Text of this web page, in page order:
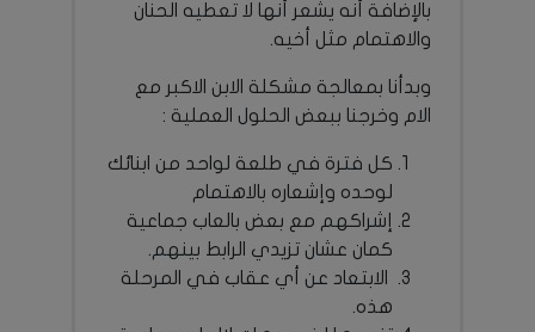
بالإضافة أنه يشعر أنها لا تعطيه الحنان
والاهتمام مثل أخيه.
وبدأنا بمعالجة مشكلة الابن الاكبر مع
الام وخرجنا ببعض الحلول العملية :
كل فترة في طلعة لواحد من ابنائك
لوحده وإشعاره بالاهتمام
إشراكهم مع بعض بالعاب جماعية
كمان عشان تزيدي الرابط بينهم.
الابتعاد عن أي عقاب في المرحلة
هذه.